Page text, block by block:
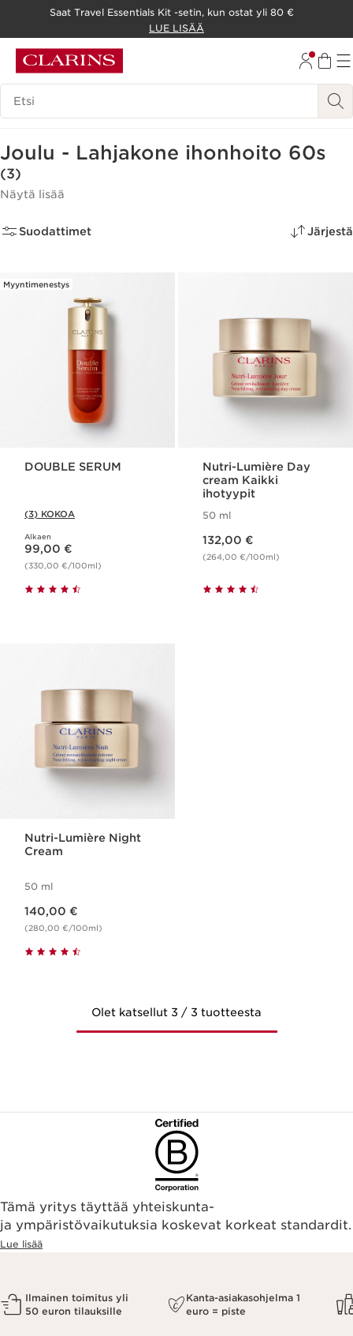
SIIRRY ALATUNNISTEESEEN
Saat Travel Essentials Kit -setin, kun ostat yli 80 €
LUE LISÄÄ
Hakuhistoria
Joulu - Lahjakone ihonhoito 60s
(3)
Näytä lisää
Suodattimet Järjestä
Myyntimenestys
DOUBLE SERUM
(3) KOKOA
Alkaen
Nykyinen hinta 99,00 €
99,00 €
(330,00 €/100ml)
Nutri-Lumière Day
cream Kaikki
ihotyypit
50 ml
132,00 €
(264,00 €/100ml)
Nutri-Lumière Night
Cream
50 ml
140,00 €
(280,00 €/100ml)
Olet katsellut 3 / 3 tuotteesta
Tämä yritys täyttää yhteiskunta-
ja ympäristövaikutuksia koskevat korkeat standardit.
Lue lisää
Ilmainen toimitus yli
50 euron tilauksille
Kanta-asiakasohjelma 1
euro = piste